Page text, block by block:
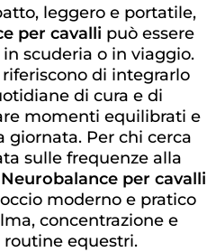
leggero e portatile,
per cavalli può essere
scuderia o in viaggio.
di integrarlo
di cura e di
momenti equilibrati e
Per chi cerca
sulle frequenze alla
per cavalli
moderno e pratico
concentrazione e
equestri.